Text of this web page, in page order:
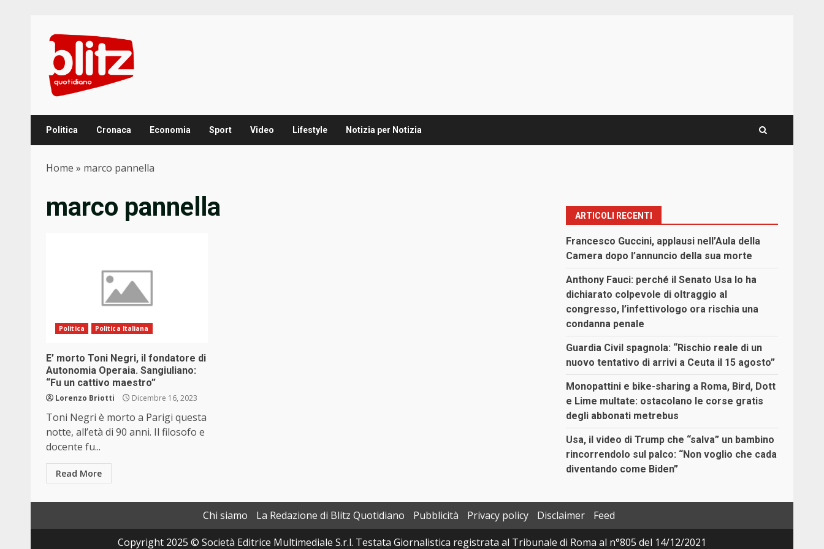
content
Politica Cronaca Economia Sport Video Lifestyle Notizia per Notizia
Home » marco pannella
marco pannella
Politica Politica Italiana
E’ morto Toni Negri, il fondatore di
Autonomia Operaia. Sangiuliano:
“Fu un cattivo maestro”
Lorenzo Briotti Dicembre 16, 2023
Toni Negri è morto a Parigi questa
notte, all’età di 90 anni. Il filosofo e
docente fu...
Read More
ARTICOLI RECENTI
Francesco Guccini, applausi nell’Aula della
Camera dopo l’annuncio della sua morte
Anthony Fauci: perché il Senato Usa lo ha
dichiarato colpevole di oltraggio al
congresso, l’infettivologo ora rischia una
condanna penale
Guardia Civil spagnola: “Rischio reale di un
nuovo tentativo di arrivi a Ceuta il 15 agosto”
Monopattini e bike-sharing a Roma, Bird, Dott
e Lime multate: ostacolano le corse gratis
degli abbonati metrebus
Usa, il video di Trump che “salva” un bambino
rincorrendolo sul palco: “Non voglio che cada
diventando come Biden”
Chi siamo La Redazione di Blitz Quotidiano Pubblicità Privacy policy Disclaimer
Feed
Copyright 2025 © Società Editrice Multimediale S.r.l. Testata Giornalistica registrata al Tribunale di Roma al n°805 del 14/12/2021